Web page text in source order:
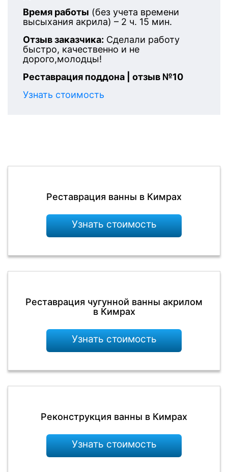
Время работы (без учета времени
высыхания акрила) – 2 ч. 15 мин.
Отзыв заказчика: Сделали работу
быстро, качественно и не
дорого,молодцы!
Реставрация поддона | отзыв №10
Узнать стоимость
Реставрация ванны в Кимрах
Узнать стоимость
Реставрация чугунной ванны акрилом
в Кимрах
Узнать стоимость
Реконструкция ванны в Кимрах
Узнать стоимость